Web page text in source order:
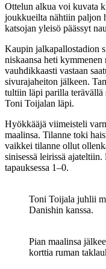
Ottelun alkua voi kuvata
joukkueilta nähtiin paljon
katsojan yleisö päässyt
Kaupin jalkapallostadion
niskaansa heti
vauhdikkaasti vastaan
sivurajaheiton jälkeen.
tultiin läpi parilla terävällä
Toni Toijalan läpi.
Hyökkääjä viimeisteli
maalinsa. Tilanne toki
vaikkei tilanne ollut
sinisessä leirissä
tapauksessa 1–0.
Toni Toijala juhlii
Danishin kanssa.
Pian maalinsa
korttia ruman